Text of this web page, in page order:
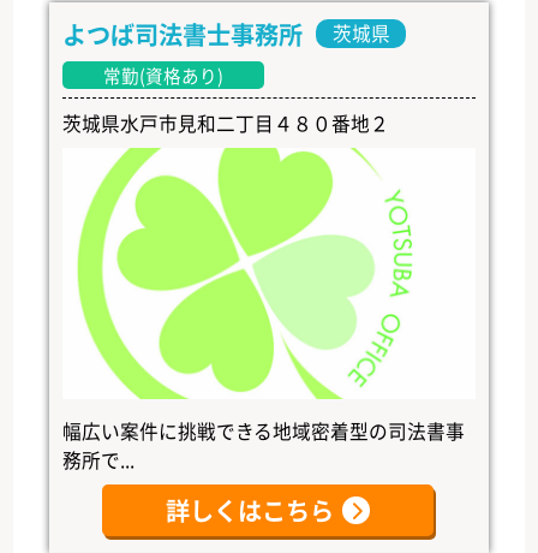
よつば司法書士事務所 茨城県
常勤(資格あり)
茨城県水戸市見和二丁目４８０番地２
幅広い案件に挑戦できる地域密着型の司法書事
務所で...
詳しくはこちら